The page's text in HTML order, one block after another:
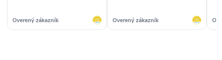
som si objednala ešte ďalšie
krásne kúsky. Ďakujem“
Overený zákazník Overený zákazník